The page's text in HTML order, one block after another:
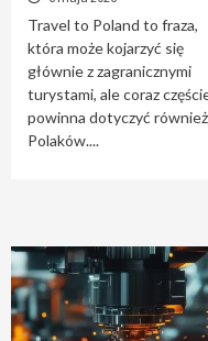
2
Oryginalne
dlaczego
Cięcie
Czy
geodety w
Travel to Poland to fraza,
która może kojarzyć się
głównie z zagranicznymi
turystami, ale coraz
powinna dotyczyć również
Polaków....